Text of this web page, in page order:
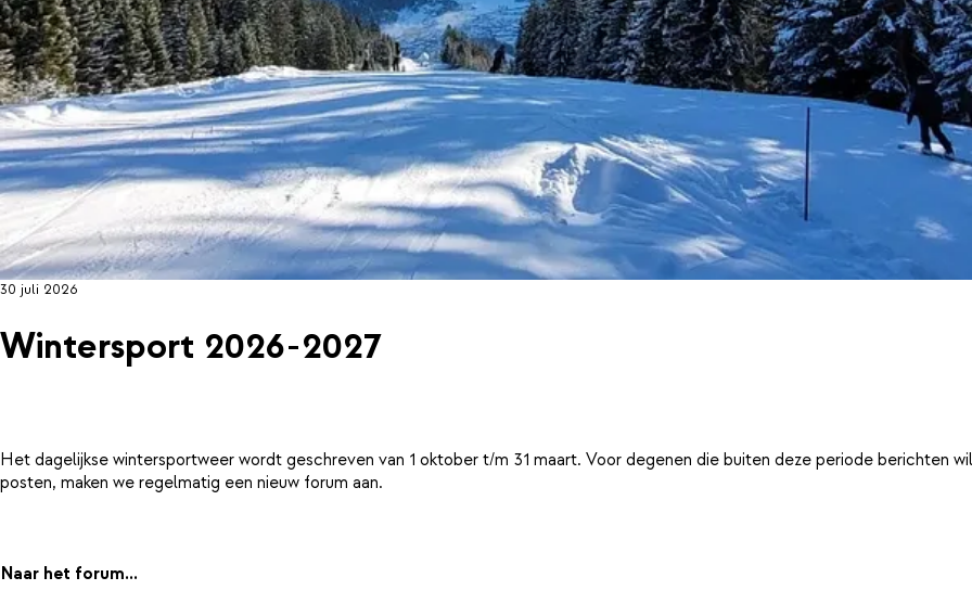
30 juli 2026
Wintersport 2026-2027
Het dagelijkse wintersportweer wordt geschreven van 1 oktober t/m 31 maart. Voor degenen die buiten deze periode berichten
posten, maken we regelmatig een nieuw forum aan.
Naar het forum...